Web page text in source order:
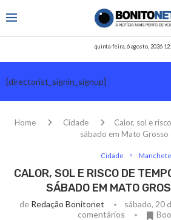
quinta-feira, 6 agosto, 2026
[directorist_signin_signup]
Home Cidade
Calor, sol e
sábado em Mato Grosso
Cidade Manchete
CALOR, SOL E RISCO DE
SÁBADO EM MATO
de Redação Bonitonet sábado, 20
comentários